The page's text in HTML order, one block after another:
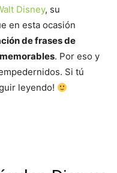
Disney, su
en esta ocasión
de frases de
. Por eso y
Si tú
leyendo!